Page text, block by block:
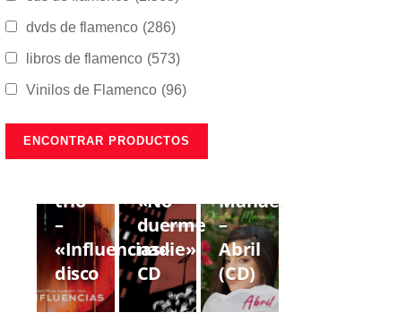
dvds de flamenco (286)
libros de flamenco (573)
Vinilos de Flamenco (96)
FLAMENCO
Lorenzo
trío
–
«Influencias»
disco
FLAMENCO
Gregorio
«No
duerme
nadie»
CD
Manuela
–
Abril
(CD)